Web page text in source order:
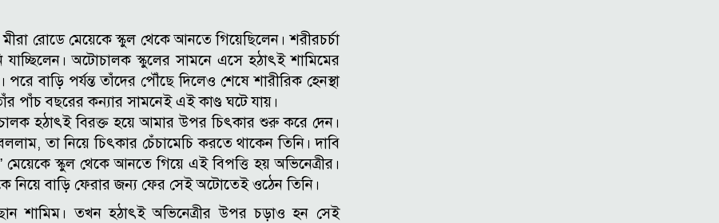
রোডে মেয়েকে স্কুল থেকে আনতে গিয়েছিলেন। শরীরচর্চা
যাচ্ছিলেন। অটোচালক স্কুলের সামনে এসে হঠাৎই শামিমের
বাড়ি পর্যন্ত তাঁদের পৌঁছে দিলেও শেষে শারীরিক হেনস্থা
পাঁচ বছরের কন্যার সামনেই এই কাণ্ড ঘটে যায়।
হঠাৎই বিরক্ত হয়ে আমার উপর চিৎকার শুরু করে দেন।
তা নিয়ে চিৎকার চেঁচামেচি করতে থাকেন তিনি। দাবি
স্কুল থেকে আনতে গিয়ে এই বিপত্তি হয় অভিনেত্রীর।
নিয়ে বাড়ি ফেরার জন্য ফের সেই অটোতেই ওঠেন তিনি।
শামিম। তখন হঠাৎই অভিনেত্রীর উপর চড়াও হন সেই